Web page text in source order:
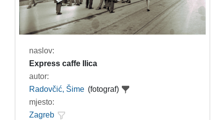
naslov:
Express caffe Ilica
autor:
Radovčić, Šime (fotograf)
mjesto:
Zagreb